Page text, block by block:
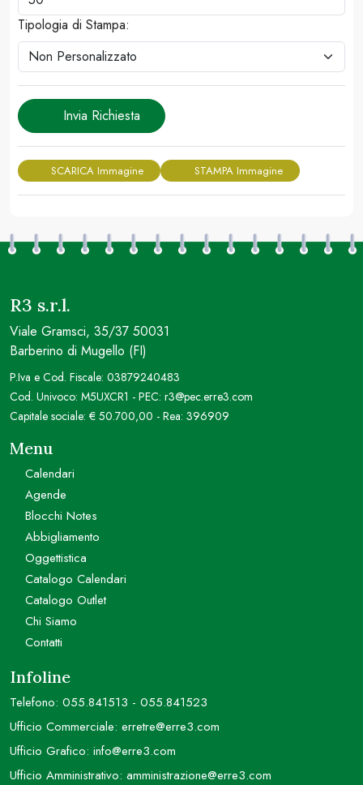
Tipologia di Stampa:
Invia Richiesta
SCARICA Immagine STAMPA Immagine
R3 s.r.l.
Viale Gramsci, 35/37 50031
Barberino di Mugello (FI)
P.Iva e Cod. Fiscale: 03879240483
Cod. Univoco: M5UXCR1 - PEC: r3@pec.erre3.com
Capitale sociale: € 50.700,00 - Rea: 396909
Menu
Calendari
Agende
Blocchi Notes
Abbigliamento
Oggettistica
Catalogo Calendari
Catalogo Outlet
Chi Siamo
Contatti
Infoline
Telefono: 055.841513 - 055.841523
Ufficio Commerciale: erretre@erre3.com
Ufficio Grafico: info@erre3.com
Ufficio Amministrativo: amministrazione@erre3.com